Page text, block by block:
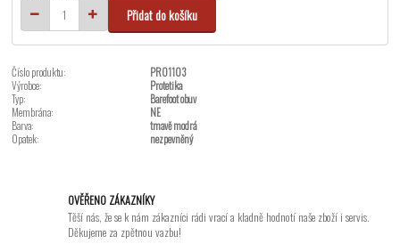
Přidat do košíku
Číslo produktu:
PRO1103
Výrobce:
Protetika
Typ:
Barefoot obuv
Membrána:
NE
Barva:
tmavě modrá
Opatek:
nezpevněný
OVĚŘENO ZÁKAZNÍKY
Těší nás, že se k nám zákazníci rádi vrací a kladně hodnotí naše zboží i servis.
Děkujeme za zpětnou vazbu!